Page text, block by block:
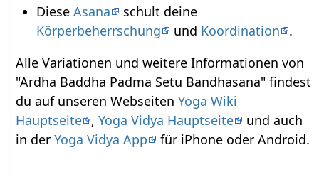
Diese Asana
schult deine
Körperbeherrschung
und Koordination
.
Alle Variationen und weitere Informationen von
"Ardha Baddha Padma Setu Bandhasana" findest
du auf unseren WebseitenYoga Wiki
Hauptseite ,Yoga Vidya Hauptseite
und auch
in derYoga Vidya App für iPhone oder Android.